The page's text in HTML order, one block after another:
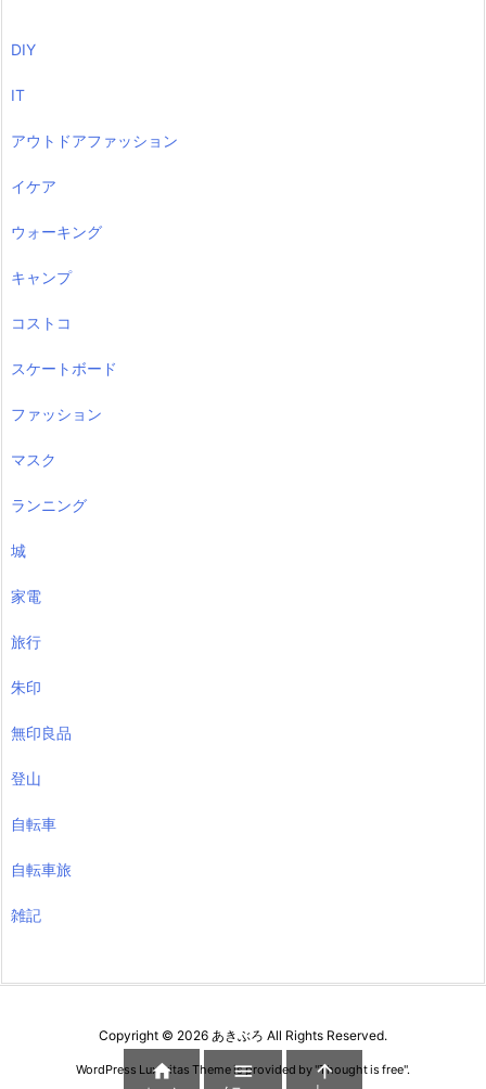
DIY
IT
アウトドアファッション
イケア
ウォーキング
キャンプ
コストコ
スケートボード
ファッション
マスク
ランニング
城
家電
旅行
朱印
無印良品
登山
自転車
自転車旅
雑記
Copyright © 2026 あきぶろ All Rights Reserved.
WordPress Luxeritas Theme is provided by "Thought is free".
  